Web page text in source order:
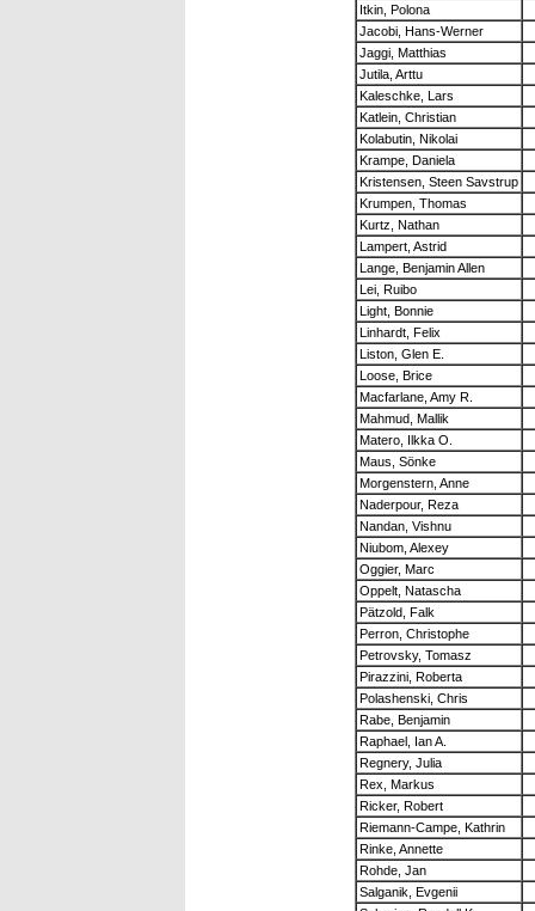
Itkin, Polona
Jacobi, Hans-Werner
Jaggi, Matthias
Jutila, Arttu
Kaleschke, Lars
Katlein, Christian
Kolabutin, Nikolai
Krampe, Daniela
Kristensen, Steen Savstrup
Krumpen, Thomas
Kurtz, Nathan
Lampert, Astrid
Lange, Benjamin Allen
Lei, Ruibo
Light, Bonnie
Linhardt, Felix
Liston, Glen E.
Loose, Brice
Macfarlane, Amy R.
Mahmud, Mallik
Matero, Ilkka O.
Maus, Sönke
Morgenstern, Anne
Naderpour, Reza
Nandan, Vishnu
Niubom, Alexey
Oggier, Marc
Oppelt, Natascha
Pätzold, Falk
Perron, Christophe
Petrovsky, Tomasz
Pirazzini, Roberta
Polashenski, Chris
Rabe, Benjamin
Raphael, Ian A.
Regnery, Julia
Rex, Markus
Ricker, Robert
Riemann-Campe, Kathrin
Rinke, Annette
Rohde, Jan
Salganik, Evgenii